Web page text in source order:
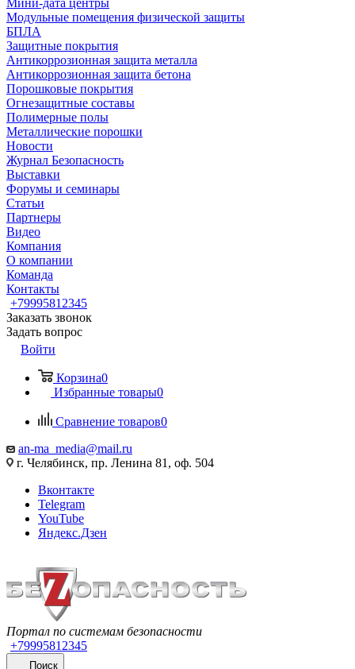
Мини-дата центры
Модульные помещения физической защиты
БПЛА
Защитные покрытия
Антикоррозионная защита металла
Антикоррозионная защита бетона
Порошковые покрытия
Огнезащитные составы
Полимерные полы
Металлические порошки
Новости
Журнал Безопасность
Выставки
Форумы и семинары
Статьи
Партнеры
Видео
Компания
О компании
Команда
Контакты
+79995812345
Заказать звонок
Задать вопрос
Войти
Корзина0
Избранные товары0
Сравнение товаров0
an-ma_media@mail.ru
г. Челябинск, пр. Ленина 81, оф. 504
Вконтакте
Telegram
YouTube
Яндекс.Дзен
Портал по системам безопасности
+79995812345
Поиск